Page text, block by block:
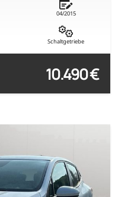
04/2015
Schaltgetriebe
10.490 €